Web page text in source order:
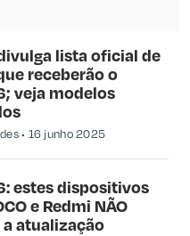
lista oficial de
receberão o
veja modelos
16 junho 2025
estes dispositivos
e Redmi NÃO
atualização